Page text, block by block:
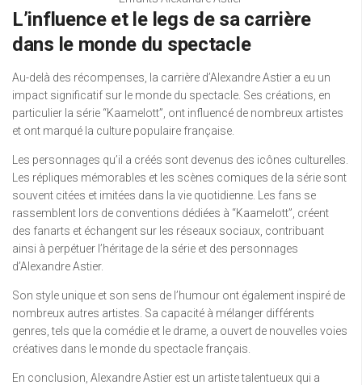
L’influence et le legs de sa carrière
dans le monde du spectacle
Au-delà des récompenses, la carrière d’Alexandre Astier a eu un
impact significatif sur le monde du spectacle. Ses créations, en
particulier la série “Kaamelott”, ont influencé de nombreux artistes
et ont marqué la culture populaire française.
Les personnages qu’il a créés sont devenus des icônes culturelles.
Les répliques mémorables et les scènes comiques de la série sont
souvent citées et imitées dans la vie quotidienne. Les fans se
rassemblent lors de conventions dédiées à “Kaamelott”, créent
des fanarts et échangent sur les réseaux sociaux, contribuant
ainsi à perpétuer l’héritage de la série et des personnages
d’Alexandre Astier.
Son style unique et son sens de l’humour ont également inspiré de
nombreux autres artistes. Sa capacité à mélanger différents
genres, tels que la comédie et le drame, a ouvert de nouvelles voies
créatives dans le monde du spectacle français.
En conclusion, Alexandre Astier est un artiste talentueux qui a